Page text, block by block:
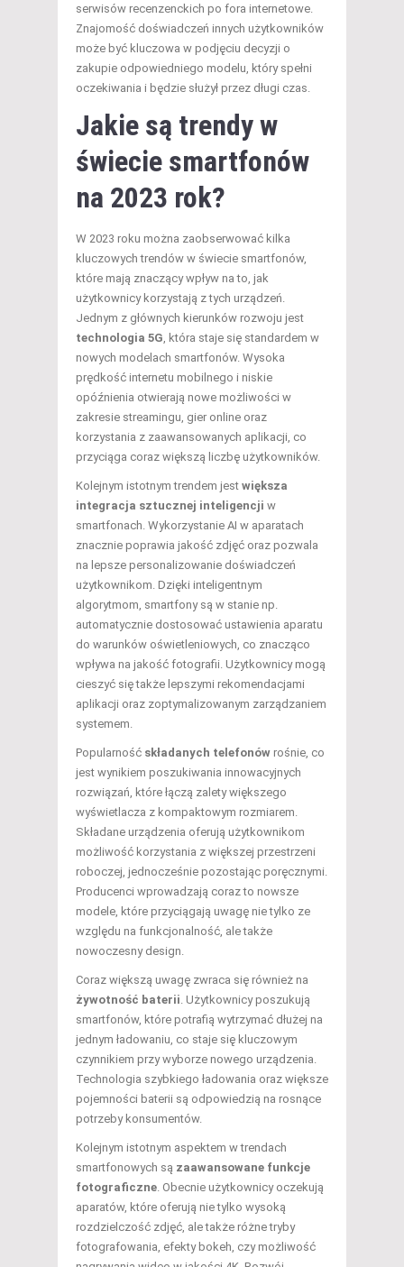
serwisów recenzenckich po fora internetowe.
Znajomość doświadczeń innych użytkowników
może być kluczowa w podjęciu decyzji o
zakupie odpowiedniego modelu, który spełni
oczekiwania i będzie służył przez długi czas.
Jakie są trendy w
świecie smartfonów
na 2023 rok?
W 2023 roku można zaobserwować kilka
kluczowych trendów w świecie smartfonów,
które mają znaczący wpływ na to, jak
użytkownicy korzystają z tych urządzeń.
Jednym z głównych kierunków rozwoju jest
technologia 5G , która staje się standardem w
nowych modelach smartfonów. Wysoka
prędkość internetu mobilnego i niskie
opóźnienia otwierają nowe możliwości w
zakresie streamingu, gier online oraz
korzystania z zaawansowanych aplikacji, co
przyciąga coraz większą liczbę użytkowników.
Kolejnym istotnym trendem jest większa
integracja sztucznej inteligencji w
smartfonach. Wykorzystanie AI w aparatach
znacznie poprawia jakość zdjęć oraz pozwala
na lepsze personalizowanie doświadczeń
użytkownikom. Dzięki inteligentnym
algorytmom, smartfony są w stanie np.
automatycznie dostosować ustawienia aparatu
do warunków oświetleniowych, co znacząco
wpływa na jakość fotografii. Użytkownicy mogą
cieszyć się także lepszymi rekomendacjami
aplikacji oraz zoptymalizowanym zarządzaniem
systemem.
Popularność składanych telefonów rośnie, co
jest wynikiem poszukiwania innowacyjnych
rozwiązań, które łączą zalety większego
wyświetlacza z kompaktowym rozmiarem.
Składane urządzenia oferują użytkownikom
możliwość korzystania z większej przestrzeni
roboczej, jednocześnie pozostając poręcznymi.
Producenci wprowadzają coraz to nowsze
modele, które przyciągają uwagę nie tylko ze
względu na funkcjonalność, ale także
nowoczesny design.
Coraz większą uwagę zwraca się również na
żywotność baterii . Użytkownicy poszukują
smartfonów, które potrafią wytrzymać dłużej na
jednym ładowaniu, co staje się kluczowym
czynnikiem przy wyborze nowego urządzenia.
Technologia szybkiego ładowania oraz większe
pojemności baterii są odpowiedzią na rosnące
potrzeby konsumentów.
Kolejnym istotnym aspektem w trendach
smartfonowych są zaawansowane funkcje
fotograficzne . Obecnie użytkownicy oczekują
aparatów, które oferują nie tylko wysoką
rozdzielczość zdjęć, ale także różne tryby
fotografowania, efekty bokeh, czy możliwość